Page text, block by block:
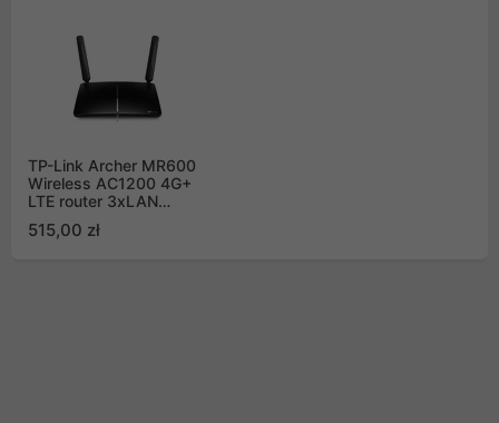
TP-Link Archer MR600
Wireless AC1200 4G+
LTE router 3xLAN
515,00 zł